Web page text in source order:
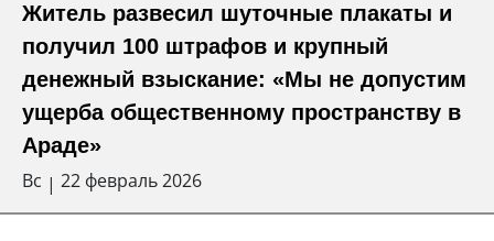
Житель развесил шуточные плакаты и
получил 100 штрафов и крупный
денежный взыскание: «Мы не допустим
ущерба общественному пространству в
Араде»
Вс | 22 февраль 2026